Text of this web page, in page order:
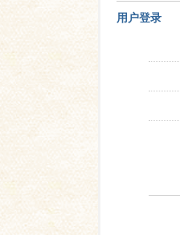
用户登录